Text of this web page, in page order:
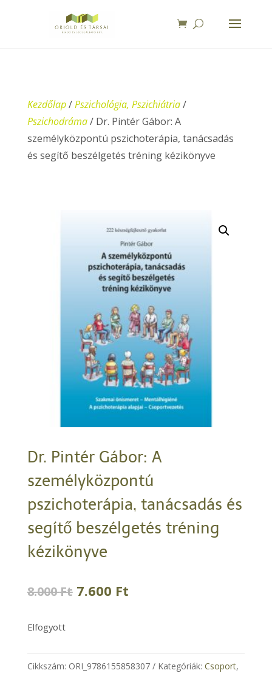
Kezdőlap/Pszichológia, Pszichiátria/
Pszichodráma/ Dr. Pintér Gábor: A
személyközpontú pszichoterápia, tanácsadás
és segítő beszélgetés tréning kézikönyve
Dr. Pintér Gábor: A
személyközpontú
pszichoterápia, tanácsadás és
segítő beszélgetés tréning
kézikönyve
8.000Ft Original
7.600 FtCurrent
Elfogyott
Cikkszám: ORI_9786155858307 Kategóriák: Csoport,